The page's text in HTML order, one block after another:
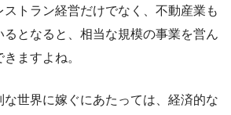
トラン経営だけでなく、不動産業も
るとなると、相当な規模の事業を営ん
ますよね。
世界に嫁ぐにあたっては、経済的な